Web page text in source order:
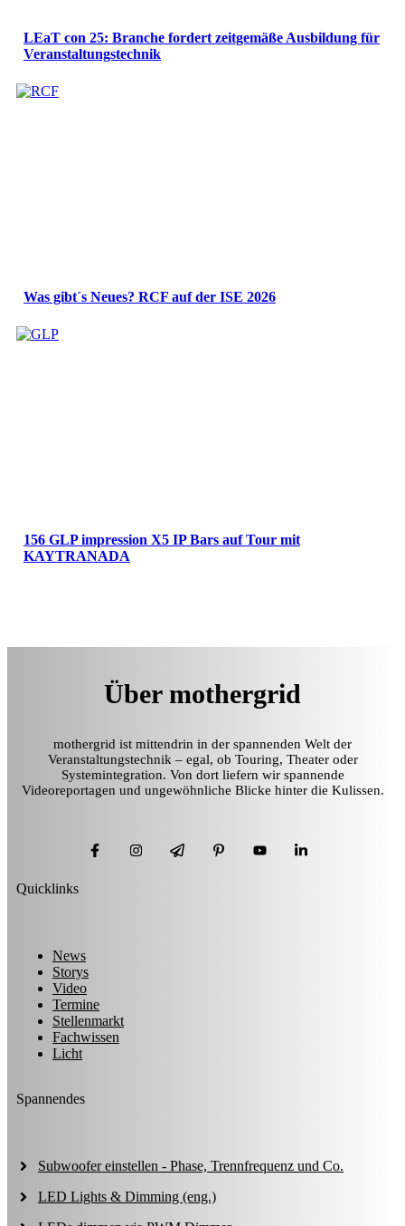
LEaT con 25: Branche fordert zeitgemäße Ausbildung für
Veranstaltungstechnik
Was gibt´s Neues? RCF auf der ISE 2026
156 GLP impression X5 IP Bars auf Tour mit
KAYTRANADA
Über mothergrid
mothergrid ist mittendrin in der spannenden Welt der
Veranstaltungstechnik – egal, ob Touring, Theater oder
Systemintegration. Von dort liefern wir spannende
Videoreportagen und ungewöhnliche Blicke hinter die Kulissen.
Quicklinks
News
Storys
Video
Termine
Stellenmarkt
Fachwissen
Licht
Spannendes
Subwoofer einstellen - Phase, Trennfrequenz und Co.
LED Lights & Dimming (eng.)